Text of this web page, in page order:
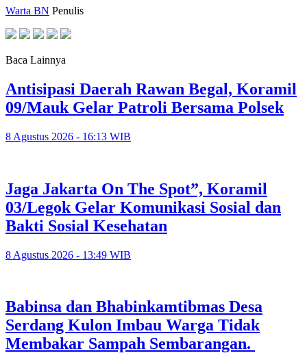
Warta BN Penulis
Baca Lainnya
Antisipasi Daerah Rawan Begal, Koramil
09/Mauk Gelar Patroli Bersama Polsek
8 Agustus 2026 - 16:13 WIB
Jaga Jakarta On The Spot”, Koramil
03/Legok Gelar Komunikasi Sosial dan
Bakti Sosial Kesehatan
8 Agustus 2026 - 13:49 WIB
Babinsa dan Bhabinkamtibmas Desa
Serdang Kulon Imbau Warga Tidak
Membakar Sampah Sembarangan.